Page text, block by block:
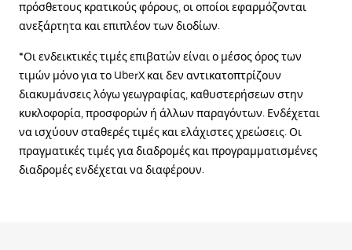
πρόσθετους κρατικούς φόρους, οι οποίοι εφαρμόζονται
ανεξάρτητα και επιπλέον των διοδίων.
*Οι ενδεικτικές τιμές επιβατών είναι ο μέσος όρος των
τιμών μόνο για το UberX και δεν αντικατοπτρίζουν
διακυμάνσεις λόγω γεωγραφίας, καθυστερήσεων στην
κυκλοφορία, προσφορών ή άλλων παραγόντων. Ενδέχεται
να ισχύουν σταθερές τιμές και ελάχιστες χρεώσεις. Οι
πραγματικές τιμές για διαδρομές και προγραμματισμένες
διαδρομές ενδέχεται να διαφέρουν.